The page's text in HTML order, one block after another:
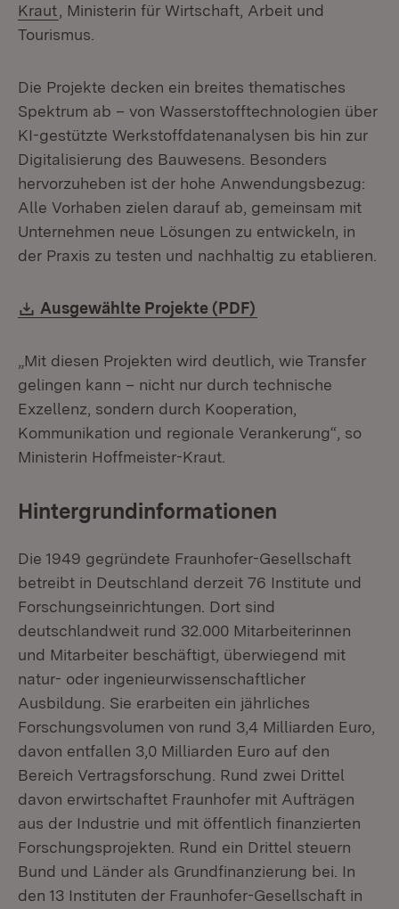
Kraut , Ministerin für Wirtschaft, Arbeit und
Tourismus.
Die Projekte decken ein breites thematisches
Spektrum ab – von Wasserstofftechnologien über
KI-gestützte Werkstoffdatenanalysen bis hin zur
Digitalisierung des Bauwesens. Besonders
hervorzuheben ist der hohe Anwendungsbezug:
Alle Vorhaben zielen darauf ab, gemeinsam mit
Unternehmen neue Lösungen zu entwickeln, in
der Praxis zu testen und nachhaltig zu etablieren.
Download:
Ausgewählte Projekte (PDF)
„Mit diesen Projekten wird deutlich, wie Transfer
gelingen kann – nicht nur durch technische
Exzellenz, sondern durch Kooperation,
Kommunikation und regionale Verankerung“, so
Ministerin Hoffmeister-Kraut.
Hintergrundinformationen
Die 1949 gegründete Fraunhofer-Gesellschaft
betreibt in Deutschland derzeit 76 Institute und
Forschungseinrichtungen. Dort sind
deutschlandweit rund 32.000 Mitarbeiterinnen
und Mitarbeiter beschäftigt, überwiegend mit
natur- oder ingenieurwissenschaftlicher
Ausbildung. Sie erarbeiten ein jährliches
Forschungsvolumen von rund 3,4 Milliarden Euro,
davon entfallen 3,0 Milliarden Euro auf den
Bereich Vertragsforschung. Rund zwei Drittel
davon erwirtschaftet Fraunhofer mit Aufträgen
aus der Industrie und mit öffentlich finanzierten
Forschungsprojekten. Rund ein Drittel steuern
Bund und Länder als Grundfinanzierung bei. In
den 13 Instituten der Fraunhofer-Gesellschaft in